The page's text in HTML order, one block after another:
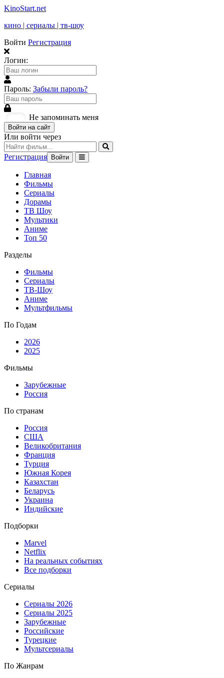
KinoStart.net
кино | сериалы | тв-шоу
Войти Регистрация
Логин:
Пароль: Забыли пароль?
Не запоминать меня
Войти на сайт
Или войти через
Регистрация Войти
Главная
Фильмы
Сериалы
Дорамы
ТВ Шоу
Мультики
Аниме
Топ 50
Разделы
Фильмы
Сериалы
ТВ-Шоу
Аниме
Мультфильмы
По Годам
2026
2025
Фильмы
Зарубежные
Россия
По странам
Россия
США
Великобритания
Франция
Турция
Южная Корея
Казахстан
Беларусь
Украина
Индийские
Подборки
Marvel
Netflix
На реальных событиях
Все подборки
Сериалы
Сериалы 2026
Сериалы 2025
Зарубежные
Российские
Турецкие
Мультсериалы
По Жанрам